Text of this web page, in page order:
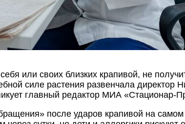
или своих близких крапивой, не
силе растения развенчала
главный редактор МИА «Стационар-
после ударов крапивой на самом